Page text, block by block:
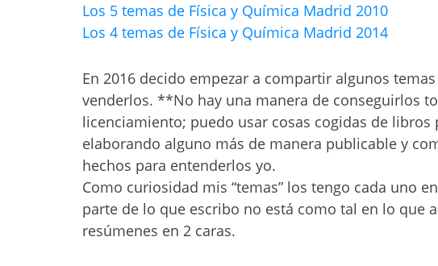
Los 5 temas de Física y Química Madrid 2010
Los 4 temas de Física y Química Madrid 2014
En 2016 decido empezar a compartir algunos
venderlos. **No hay una manera de conseguirlos
licenciamiento; puedo usar cosas cogidas de
elaborando alguno más de manera publicable y
hechos para entenderlos yo.
Como curiosidad mis “temas” los tengo cada uno
parte de lo que escribo no está como tal en lo que
resúmenes en 2 caras.